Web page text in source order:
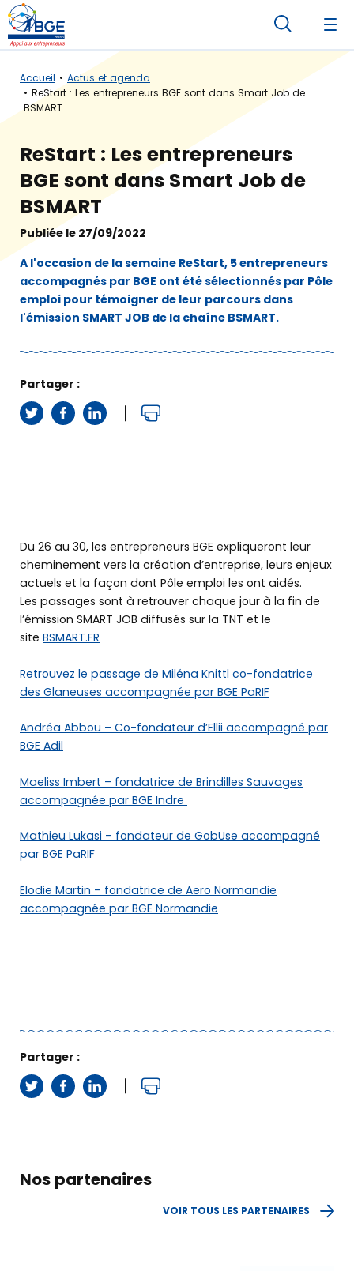
nos solutions
Le DLA
Actus
& agenda
Accueil
Actus et agenda
ReStart : Les entrepreneurs BGE sont dans Smart Job de
BSMART
ReStart : Les entrepreneurs
BGE sont dans Smart Job de
BSMART
Publiée le 27/09/2022
A l'occasion de la semaine ReStart, 5 entrepreneurs
accompagnés par BGE ont été sélectionnés par Pôle
emploi pour témoigner de leur parcours dans
l'émission SMART JOB de la chaîne BSMART.
Partager :
Du 26 au 30, les entrepreneurs BGE expliqueront leur
cheminement vers la création d’entreprise, leurs enjeux
actuels et la façon dont Pôle emploi les ont aidés.
Les passages sont à retrouver chaque jour à la fin de
l’émission SMART JOB diffusés sur la TNT et le
site BSMART.FR
Retrouvez le passage de Miléna Knittl co-fondatrice
des Glaneuses accompagnée par BGE PaRIF
Andréa Abbou – Co-fondateur d’Ellii accompagné par
BGE Adil
Maeliss Imbert – fondatrice de Brindilles Sauvages
accompagnée par BGE Indre
Mathieu Lukasi – fondateur de GobUse accompagné
par BGE PaRIF
Elodie Martin – fondatrice de Aero Normandie
accompagnée par BGE Normandie
Partager :
Nos partenaires
VOIR TOUS LES PARTENAIRES